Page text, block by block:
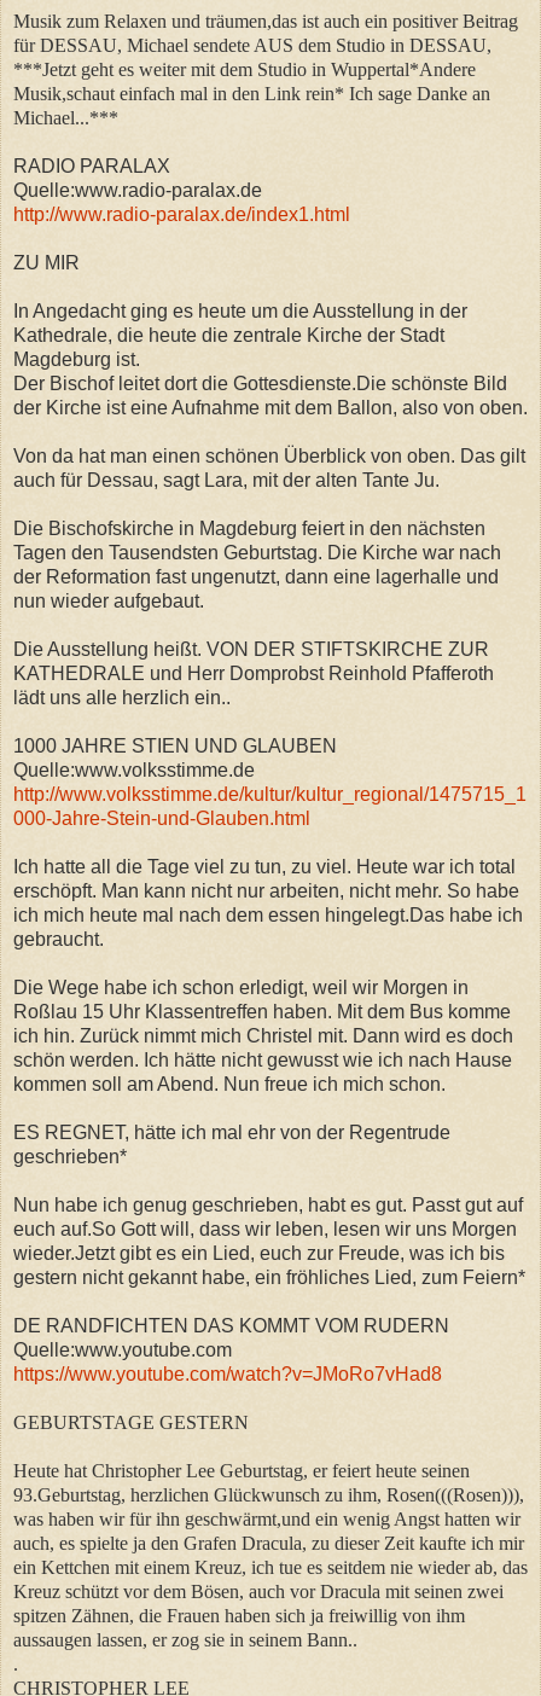
Musik zum Relaxen und träumen,das ist auch ein positiver Beitrag
für DESSAU, Michael sendete AUS dem Studio in DESSAU,
***Jetzt geht es weiter mit dem Studio in Wuppertal*Andere
Musik,schaut einfach mal in den Link rein* Ich sage Danke an
Michael...***
RADIO PARALAX
Quelle:www.radio-paralax.de
http://www.radio-paralax.de/index1.html
ZU MIR
In Angedacht ging es heute um die Ausstellung in der
Kathedrale, die heute die zentrale Kirche der Stadt
Magdeburg ist.
Der Bischof leitet dort die Gottesdienste.Die schönste Bild
der Kirche ist eine Aufnahme mit dem Ballon, also von oben.
Von da hat man einen schönen Überblick von oben. Das gilt
auch für Dessau, sagt Lara, mit der alten Tante Ju.
Die Bischofskirche in Magdeburg feiert in den nächsten
Tagen den Tausendsten Geburtstag. Die Kirche war nach
der Reformation fast ungenutzt, dann eine lagerhalle und
nun wieder aufgebaut.
Die Ausstellung heißt. VON DER STIFTSKIRCHE ZUR
KATHEDRALE und Herr Domprobst Reinhold Pfafferoth
lädt uns alle herzlich ein..
1000 JAHRE STIEN UND GLAUBEN
Quelle:www.volksstimme.de
http://www.volksstimme.de/kultur/kultur_regional/1475715_1
000-Jahre-Stein-und-Glauben.html
Ich hatte all die Tage viel zu tun, zu viel. Heute war ich total
erschöpft. Man kann nicht nur arbeiten, nicht mehr. So habe
ich mich heute mal nach dem essen hingelegt.Das habe ich
gebraucht.
Die Wege habe ich schon erledigt, weil wir Morgen in
Roßlau 15 Uhr Klassentreffen haben. Mit dem Bus komme
ich hin. Zurück nimmt mich Christel mit. Dann wird es doch
schön werden. Ich hätte nicht gewusst wie ich nach Hause
kommen soll am Abend. Nun freue ich mich schon.
ES REGNET, hätte ich mal ehr von der Regentrude
geschrieben*
Nun habe ich genug geschrieben, habt es gut. Passt gut auf
euch auf.So Gott will, dass wir leben, lesen wir uns Morgen
wieder.Jetzt gibt es ein Lied, euch zur Freude, was ich bis
gestern nicht gekannt habe, ein fröhliches Lied, zum Feiern*
DE RANDFICHTEN DAS KOMMT VOM RUDERN
Quelle:www.youtube.com
https://www.youtube.com/watch?v=JMoRo7vHad8
GEBURTSTAGE GESTERN
Heute hat Christopher Lee Geburtstag, er feiert heute seinen
93.Geburtstag, herzlichen Glückwunsch zu ihm, Rosen(((Rosen))),
was haben wir für ihn geschwärmt,und ein wenig Angst hatten wir
auch, es spielte ja den Grafen Dracula, zu dieser Zeit kaufte ich mir
ein Kettchen mit einem Kreuz, ich tue es seitdem nie wieder ab, das
Kreuz schützt vor dem Bösen, auch vor Dracula mit seinen zwei
spitzen Zähnen, die Frauen haben sich ja freiwillig von ihm
aussaugen lassen, er zog sie in seinem Bann..
.
CHRISTOPHER LEE